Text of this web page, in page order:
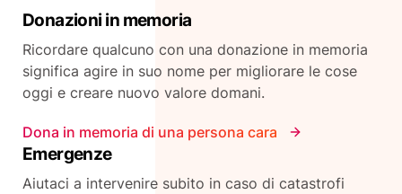
Donazioni in memoria
Ricordare qualcuno con una donazione in memoria
significa agire in suo nome per migliorare le cose
oggi e creare nuovo valore domani.
Dona in memoria di una persona cara
Emergenze
Aiutaci a intervenire subito in caso di catastrofi